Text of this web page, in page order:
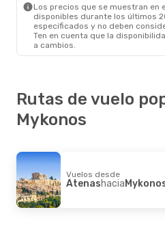
Los precios que se muestran en
disponibles durante los últimos
especificados y no deben
Ten en cuenta que la
a cambios.
Rutas de vuelo
Mykonos
Vuelos desde
Atenashacia